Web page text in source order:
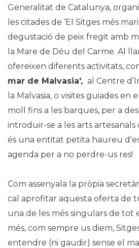
Generalitat de Catalunya,
les citades de ‘El Sitges més
degustació de peix fregit amb
la Mare de Déu del Carme. Al
ofereixen diferents activitats,
mar de Malvasia', al Centre
la Malvasia, o visites guiades en
moll fins a les barques, per a
introduir-se a les arts artesanals
és una entitat petita haureu
agenda per a no perdre-us res!
Com assenyala la pròpia
cal aprofitar aquesta oferta de
una de les més singulars de tot
més, com sempre us diem,
entendre (ni gaudir) sense el